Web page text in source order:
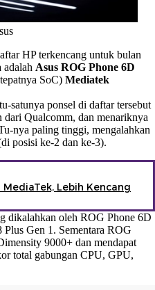
HP terkencang untuk bulan
adalah Asus ROG Phone 6D
SoC) Mediatek
satunya ponsel di daftar tersebut
dari Qualcomm, dan menariknya
nya paling tinggi, mengalahkan
posisi ke-2 dan ke-3).
MediaTek, Lebih Kencang
dikalahkan oleh ROG Phone 6D
Gen 1. Sementara ROG
9000+ dan mendapat
total gabungan CPU, GPU,